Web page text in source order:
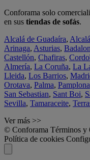
Conforama solo
en sus tiendas de sofás.
Alcalá de Guadaíra,
Arinaga, Asturias,
Castellón, Chafiras,
Almería, La Coruña, La
Lleida, Los Barrios,
Orotava, Palma, Pamplona
San Sebastian, Sant Boi,
Sevilla, Tamaraceite,
Ver más >>
© Conforama Términos y
Política de cookies